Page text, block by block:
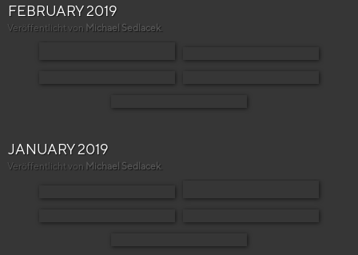
FEBRUARY 2019
Veröffentlicht von Michael Sedlacek
JANUARY 2019
Veröffentlicht von Michael Sedlacek